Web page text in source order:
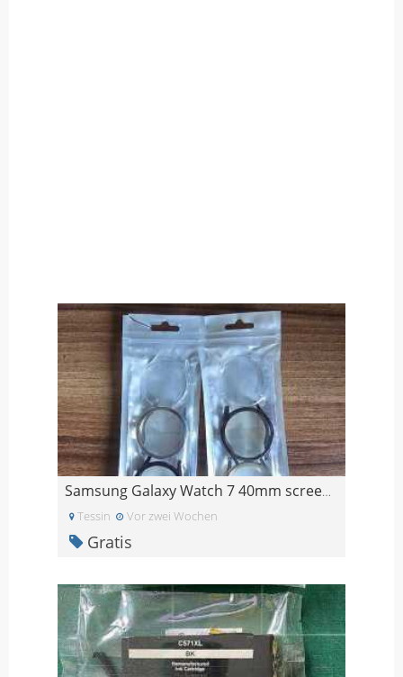
Samsung Galaxy Watch 7 40mm screen protector
Tessin Vor zwei Wochen
Gratis